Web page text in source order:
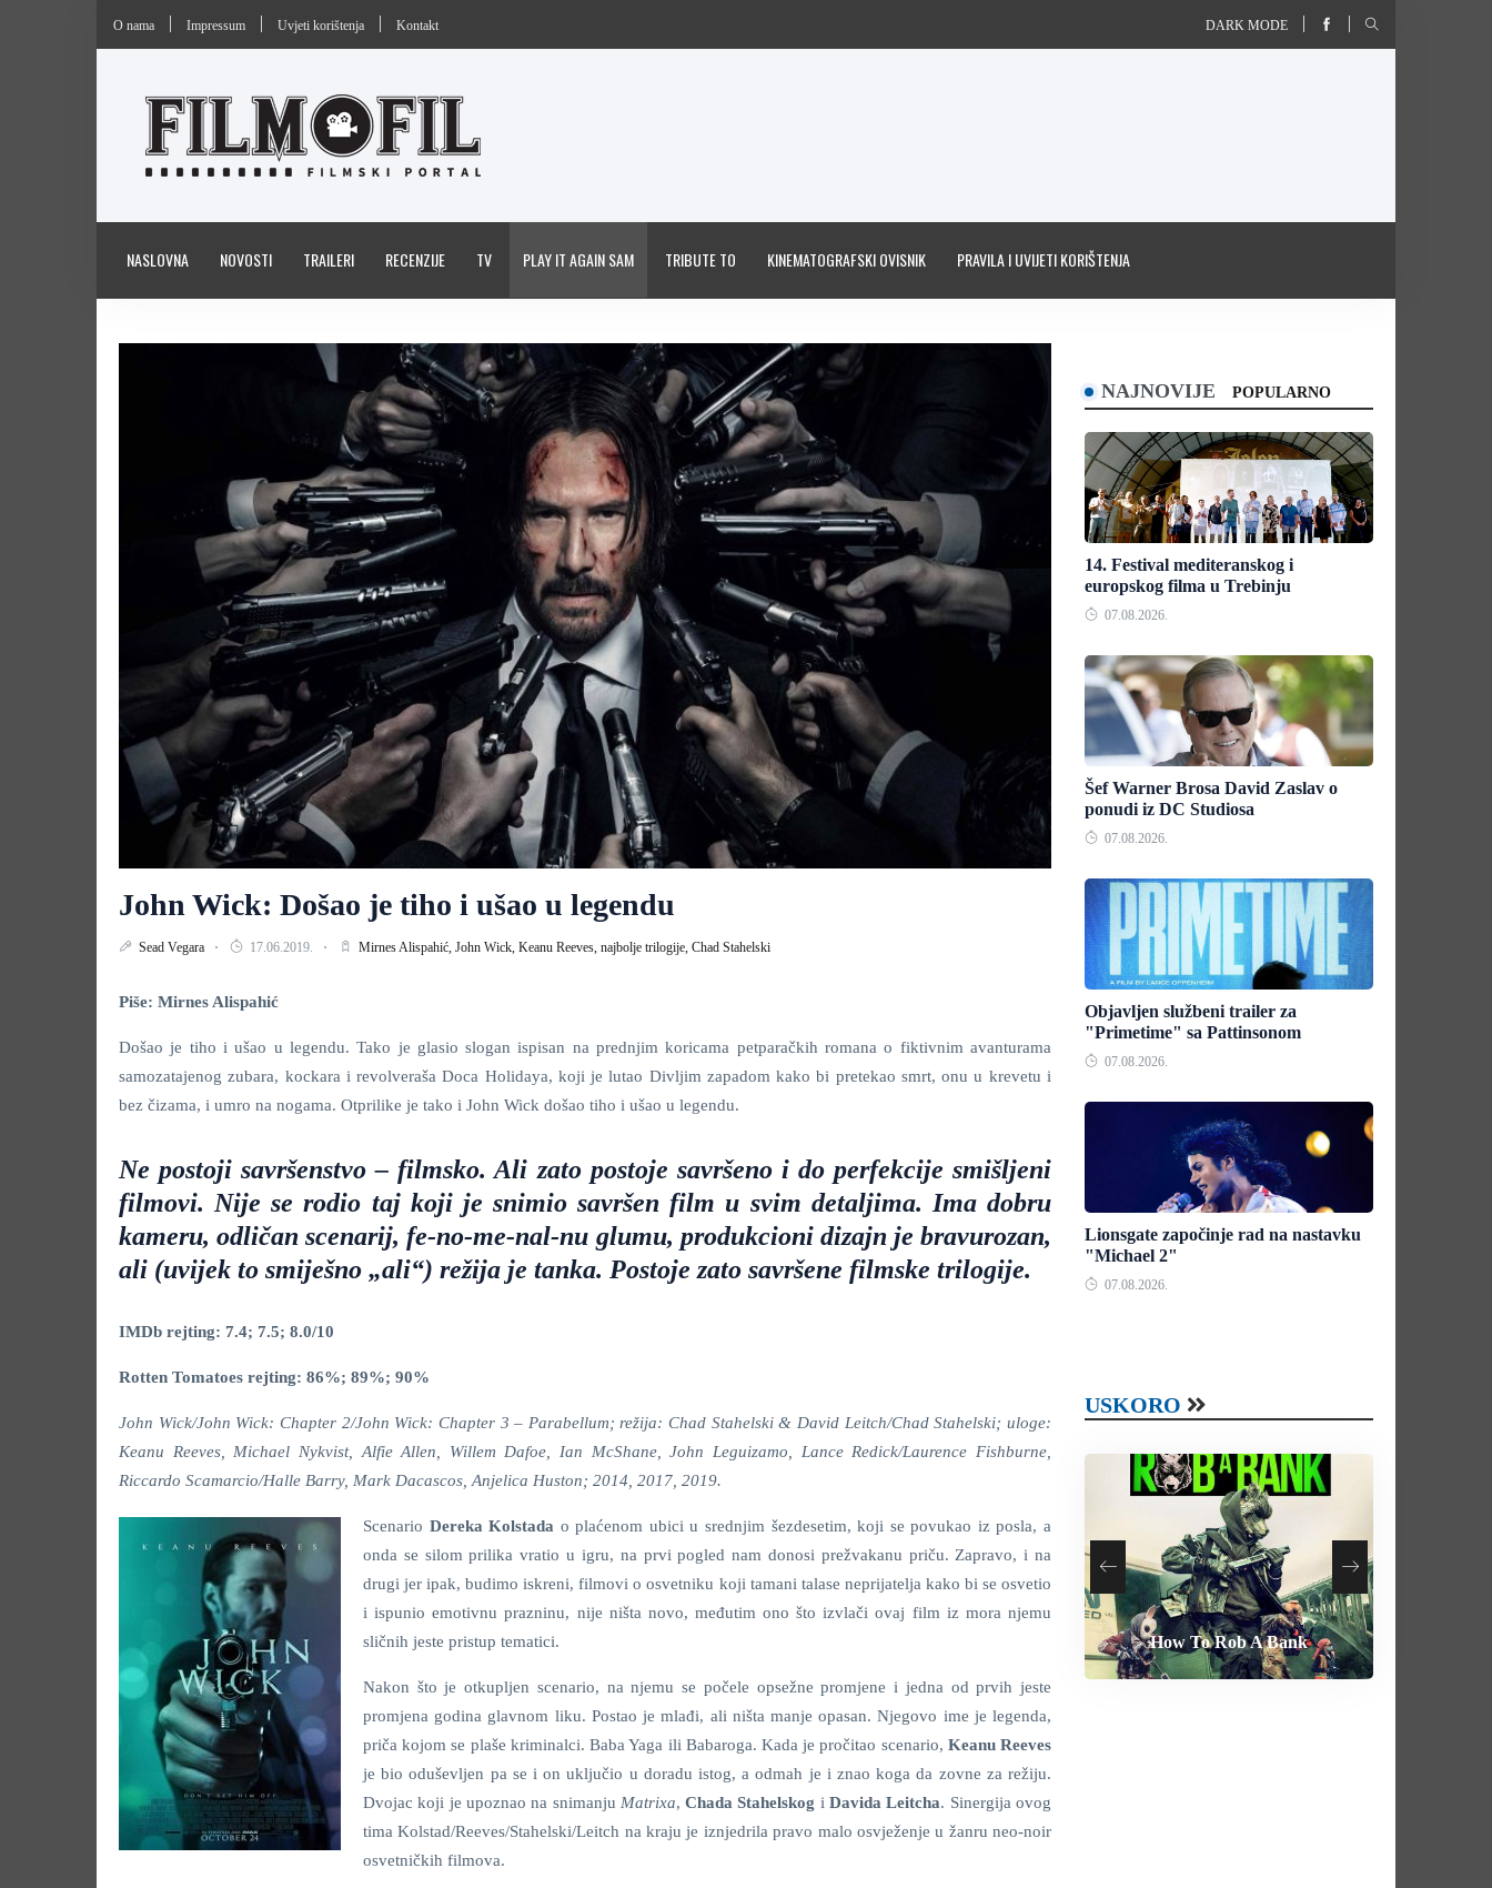
O nama Impressum Uvjeti korištenja Kontakt DARK MODE
NASLOVNA NOVOSTI TRAILERI RECENZIJE TV PLAY IT AGAIN SAM TRIBUTE TO KINEMATOGRAFSKI OVISNIK PRAVILA I UVIJETI KORIŠTENJA
John Wick: Došao je tiho i ušao u legendu
Sead Vegara 17.06.2019. Mirnes Alispahić, John Wick, Keanu Reeves, najbolje trilogije, Chad Stahelski
Piše: Mirnes Alispahić
Došao je tiho i ušao u legendu. Tako je glasio slogan ispisan na prednjim koricama petparačkih romana o fiktivnim avanturama
samozatajenog zubara, kockara i revolveraša Doca Holidaya, koji je lutao Divljim zapadom kako bi pretekao smrt, onu u krevetu i
bez čizama, i umro na nogama. Otprilike je tako i John Wick došao tiho i ušao u legendu.
Ne postoji savršenstvo – filmsko. Ali zato postoje savršeno i do perfekcije smišljeni
filmovi. Nije se rodio taj koji je snimio savršen film u svim detaljima. Ima dobru
kameru, odličan scenarij, fe-no-me-nal-nu glumu, produkcioni dizajn je bravurozan,
ali (uvijek to smiješno „ali“) režija je tanka. Postoje zato savršene filmske trilogije.
IMDb rejting: 7.4; 7.5; 8.0/10
Rotten Tomatoes rejting: 86%; 89%; 90%
John Wick/John Wick: Chapter 2/John Wick: Chapter 3 – Parabellum; režija: Chad Stahelski & David Leitch/Chad Stahelski; uloge:
Keanu Reeves, Michael Nykvist, Alfie Allen, Willem Dafoe, Ian McShane, John Leguizamo, Lance Redick/Laurence Fishburne,
Riccardo Scamarcio/Halle Barry, Mark Dacascos, Anjelica Huston; 2014, 2017, 2019.
Scenario Dereka Kolstada o plaćenom ubici u srednjim šezdesetim, koji se povukao iz posla, a
onda se silom prilika vratio u igru, na prvi pogled nam donosi prežvakanu priču. Zapravo, i na
drugi jer ipak, budimo iskreni, filmovi o osvetniku koji tamani talase neprijatelja kako bi se osvetio
i ispunio emotivnu prazninu, nije ništa novo, međutim ono što izvlači ovaj film iz mora njemu
sličnih jeste pristup tematici.
Nakon što je otkupljen scenario, na njemu se počele opsežne promjene i jedna od prvih jeste
promjena godina glavnom liku. Postao je mlađi, ali ništa manje opasan. Njegovo ime je legenda,
priča kojom se plaše kriminalci. Baba Yaga ili Babaroga. Kada je pročitao scenario, Keanu Reeves
je bio oduševljen pa se i on uključio u doradu istog, a odmah je i znao koga da zovne za režiju.
Dvojac koji je upoznao na snimanju Matrixa,Chada Stahelskog iDavida Leitcha. Sinergija ovog
tima Kolstad/Reeves/Stahelski/Leitch na kraju je iznjedrila pravo malo osvježenje u žanru neo-noir
osvetničkih filmova.
NAJNOVIJE POPULARNO
14. Festival mediteranskog i
europskog filma u Trebinju
07.08.2026.
Šef Warner Brosa David Zaslav o
ponudi iz DC Studiosa
07.08.2026.
Objavljen službeni trailer za
"Primetime" sa Pattinsonom
07.08.2026.
Lionsgate započinje rad na nastavku
"Michael 2"
07.08.2026.
USKORO
Heart of the Beast
Behemoth
How To Rob A Bank
By Any Means